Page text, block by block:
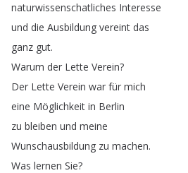
naturwissenschatliches Interesse
und die Ausbildung vereint das
ganz gut.
Warum der Lette Verein?
Der Lette Verein war für mich
eine Möglichkeit in Berlin
zu bleiben und meine
Wunschausbildung zu machen.
Was lernen Sie?